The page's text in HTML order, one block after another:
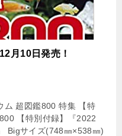
月10日発売！
超図鑑800 特集 【特
【特別付録】『2022
Bigサイズ(748㎜×538㎜)